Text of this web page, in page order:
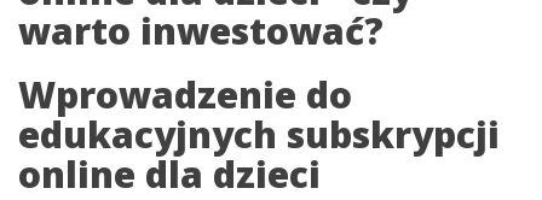
warto inwestować?
Wprowadzenie do
edukacyjnych subskrypcji
online dla dzieci